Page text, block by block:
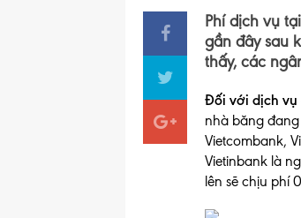
Phí dịch vụ
gần đây sau
thấy, các
Đối với dịch vụ
nhà băng
Vietcombank,
Vietinbank là
lên sẽ chịu phí